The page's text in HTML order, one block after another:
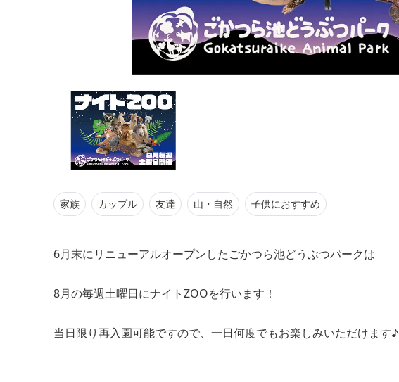
家族 カップル 友達 山・自然 子供におすすめ
6月末にリニューアルオープンしたごかつら池どうぶつパークは
8月の毎週土曜日にナイトZOOを行います！
当日限り再入園可能ですので、一日何度でもお楽しみいただけます♪